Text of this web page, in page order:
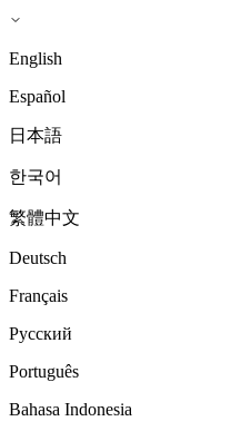
English
Español
日本語
한국어
繁體中文
Deutsch
Français
Русский
Português
Bahasa Indonesia